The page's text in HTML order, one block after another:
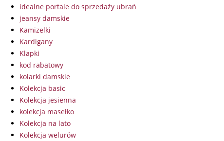
idealne portale do sprzedaży ubrań
jeansy damskie
Kamizelki
Kardigany
Klapki
kod rabatowy
kolarki damskie
Kolekcja basic
Kolekcja jesienna
kolekcja masełko
Kolekcja na lato
Kolekcja welurów